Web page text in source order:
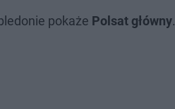
pokaże Polsat główny.